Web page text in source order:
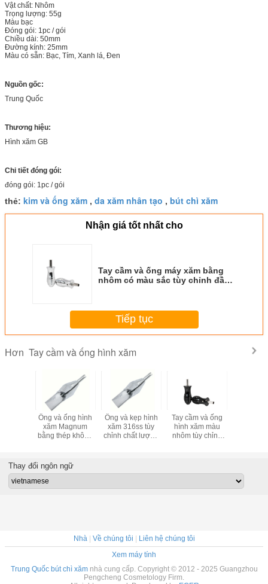
Vật chất: Nhôm
Trọng lượng: 55g
Màu bạc
Đóng gói: 1pc / gói
Chiều dài: 50mm
Đường kính: 25mm
Màu có sẵn: Bạc, Tím, Xanh lá, Đen
Nguồn gốc:
Trung Quốc
Thương hiệu:
Hình xăm GB
Chi tiết đóng gói:
đóng gói: 1pc / gói
thẻ: kim và ống xăm , da xăm nhân tạo , bút chì xăm
Nhận giá tốt nhất cho
Tay cầm và ống máy xăm bằng
nhôm có màu sắc tùy chỉnh đầy
Tiếp tục
Hơn Tay cầm và ống hình xăm
Ống và ống hình
xăm Magnum
bằng thép không
Ống và kẹp hình
xăm 316ss tùy
chỉnh chất lượng
Tay cầm và ống
hình xăm màu
nhôm tùy chỉnh
Thay đổi ngôn ngữ
Nhà| Về chúng tôi | Liên hệ chúng tôi
Xem máy tính
Trung Quốc bút chì xămnhà cung cấp. Copyright © 2012 - 2025 Guangzhou
Pengcheng Cosmetology Firm.